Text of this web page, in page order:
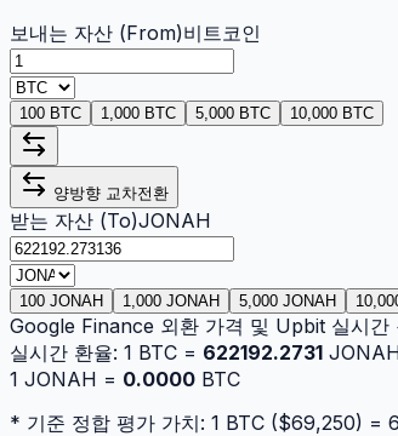
보내는 자산 (From)비트코인
100 BTC 1,000 BTC 5,000 BTC 10,000 BTC
양방향 교차전환
받는 자산 (To)JONAH
100 JONAH 1,000 JONAH 5,000 JONAH
Google Finance 외환 가격 및 Upbit 실시간
실시간 환율: 1 BTC = 622192.2731
1 JONAH = 0.0000 BTC
* 기준 정합 평가 가치: 1 BTC ($69,250) =